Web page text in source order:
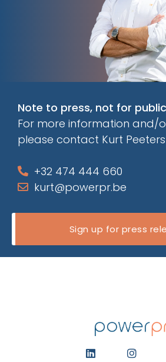
Note to press, not for
For more information and/
please contact Kurt Peeters
+32 474 444 660
kurt@powerpr.be
Sign up for press